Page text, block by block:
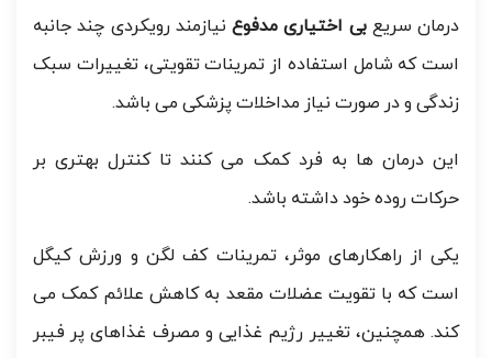
درمان سریعبی اختیاری مدفوع نیازمند رویکردی چند جانبه
است که شامل استفاده از تمرینات تقویتی، تغییرات سبک
زندگی و در صورت نیاز مداخلات پزشکی می باشد.
این درمان ها به فرد کمک می کنند تا کنترل بهتری بر
حرکات روده خود داشته باشد.
یکی از راهکارهای موثر، تمرینات کف لگن و ورزش کیگل
است که با تقویت عضلات مقعد به کاهش علائم کمک می
کند. همچنین، تغییر رژیم غذایی و مصرف غذاهای پر فیبر